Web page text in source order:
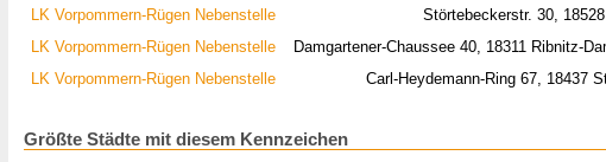
LK Vorpommern-Rügen Nebenstelle
Störtebeckerstr. 30,
LK Vorpommern-Rügen Nebenstelle
Damgartener-Chaussee 40, 18311 Ribnitz-
LK Vorpommern-Rügen Nebenstelle
Carl-Heydemann-Ring 67, 18437
Größte Städte mit diesem Kennzeichen